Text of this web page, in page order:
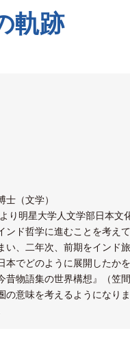
軌跡
（文学）
明星大学人文学部日本文
ド哲学に進むことを考え
、二年次、前期をインド
でどのように展開したか
物語集の世界構想』（笠
意味を考えるようになり